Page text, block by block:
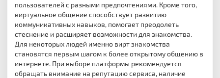
пользователей с разными предпочтениями. Кроме того,
виртуальное общение способствует развитию
коммуникативных навыков, помогает преодолеть
стеснение и расширяет возможности для знакомства.
Для некоторых людей именно вирт знакомства
становятся первым шагом к более открытому общению в
интернете. При выборе платформы рекомендуется
обращать внимание на репутацию сервиса, наличие